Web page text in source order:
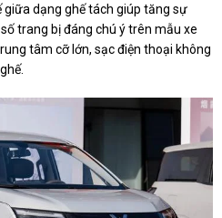
dạng ghế tách giúp tăng sự
trang bị đáng chú ý trên mẫu xe
tâm cỡ lớn, sạc điện thoại không